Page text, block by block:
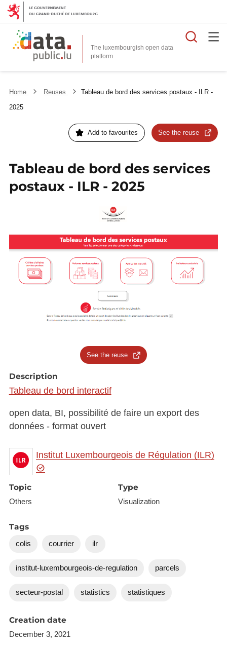
The luxembourgish open data
platform
Home Reuses
​​​​Tableau de bord des services postaux - ILR -
2025
Add to favourites See the reuse
​​​​Tableau de bord des services
postaux - ILR - 2025
See the reuse
Description
Tableau de bord interactif
open data, BI, possibilité de faire un export des
données - format ouvert
Institut Luxembourgeois de Régulation (ILR)
Topic
Others
Type
Visualization
Tags
colis courrier ilr
institut-luxembourgeois-de-regulation parcels
secteur-postal statistics statistiques
Creation date
December 3, 2021